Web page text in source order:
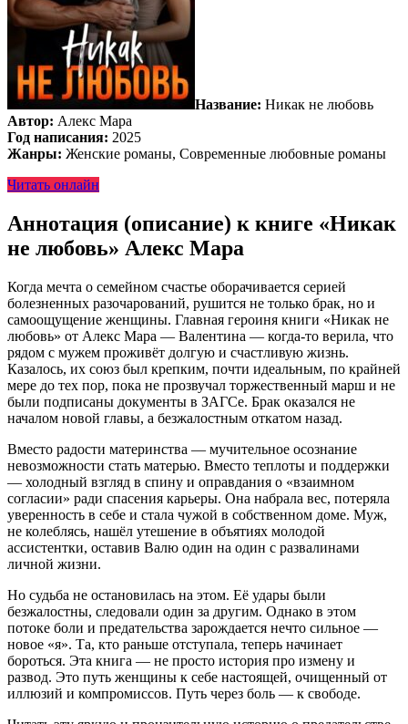
Название: Никак не любовь
Автор: Алекс Мара
Год написания: 2025
Жанры: Женские романы, Современные любовные романы
Читать онлайн
Аннотация (описание) к книге «Никак
не любовь» Алекс Мара
Когда мечта о семейном счастье оборачивается серией
болезненных разочарований, рушится не только брак, но и
самоощущение женщины. Главная героиня книги «Никак не
любовь» от Алекс Мара — Валентина — когда-то верила, что
рядом с мужем проживёт долгую и счастливую жизнь.
Казалось, их союз был крепким, почти идеальным, по крайней
мере до тех пор, пока не прозвучал торжественный марш и не
были подписаны документы в ЗАГСе. Брак оказался не
началом новой главы, а безжалостным откатом назад.
Вместо радости материнства — мучительное осознание
невозможности стать матерью. Вместо теплоты и поддержки
— холодный взгляд в спину и оправдания о «взаимном
согласии» ради спасения карьеры. Она набрала вес, потеряла
уверенность в себе и стала чужой в собственном доме. Муж,
не колеблясь, нашёл утешение в объятиях молодой
ассистентки, оставив Валю один на один с развалинами
личной жизни.
Но судьба не остановилась на этом. Её удары были
безжалостны, следовали один за другим. Однако в этом
потоке боли и предательства зарождается нечто сильное —
новое «я». Та, кто раньше отступала, теперь начинает
бороться. Эта книга — не просто история про измену и
развод. Это путь женщины к себе настоящей, очищенный от
иллюзий и компромиссов. Путь через боль — к свободе.